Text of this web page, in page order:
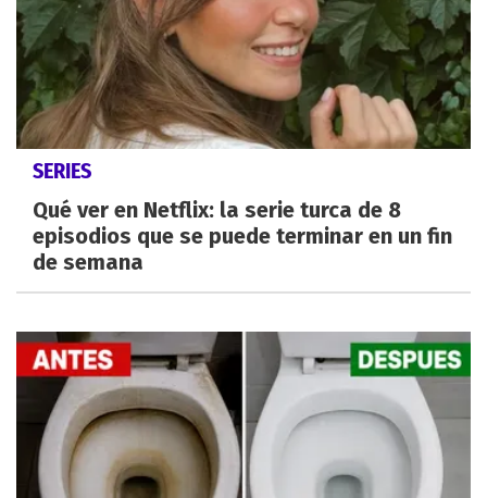
SERIES
Qué ver en Netflix: la serie turca de 8
episodios que se puede terminar en un fin
de semana